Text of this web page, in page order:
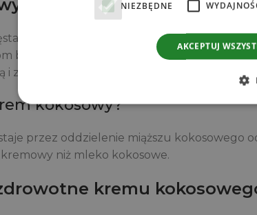
kremowa substancja pozyskiwana z
bogaty, kokosowy smak i kremową
zawartością tłuszczu.
kokosowy?
przez oddzielenie miąższu kokosowego
niż mleko kokosowe.
kremu
NIEZBĘDNE
AKCEPTUJ